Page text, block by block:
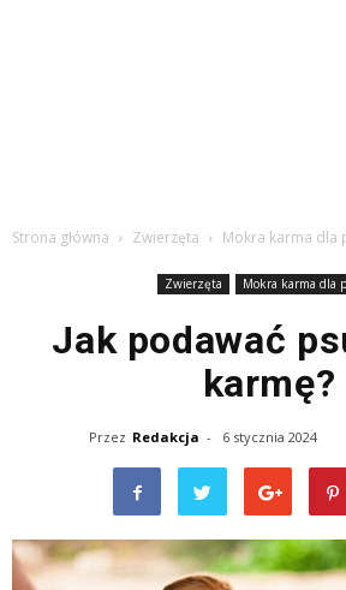
Strona główna Zwierzęta Mokra karma dla
Zwierzęta Mokra karma dla
Jak podawać
karmę?
Przez Redakcja - 6 stycznia 2024